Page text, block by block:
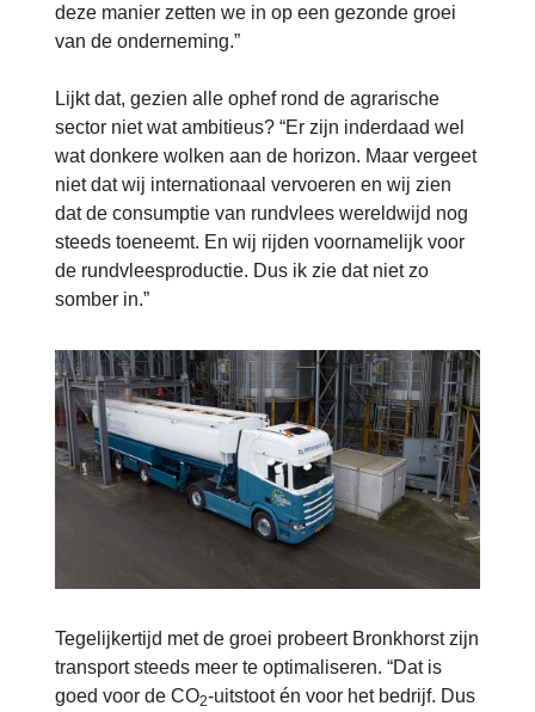
deze manier zetten we in op een gezonde groei
van de onderneming.”
Lijkt dat, gezien alle ophef rond de agrarische
sector niet wat ambitieus? “Er zijn inderdaad wel
wat donkere wolken aan de horizon. Maar vergeet
niet dat wij internationaal vervoeren en wij zien
dat de consumptie van rundvlees wereldwijd nog
steeds toeneemt. En wij rijden voornamelijk voor
de rundvleesproductie. Dus ik zie dat niet zo
somber in.”
Tegelijkertijd met de groei probeert Bronkhorst zijn
transport steeds meer te optimaliseren. “Dat is
goed voor de CO2-uitstoot én voor het bedrijf. Dus